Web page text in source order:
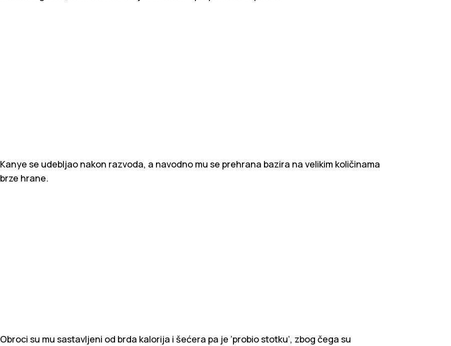
Kanye se udebljao nakon razvoda, a navodno mu se prehrana bazira na velikim količinama
brze hrane.
Obroci su mu sastavljeni od brda kalorija i šećera pa je ‘probio stotku’, zbog čega su